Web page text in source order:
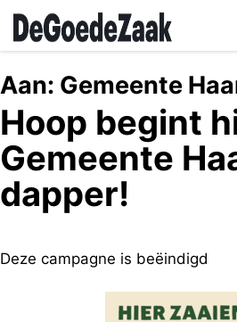
Skip
main
content
Aan: Gemeente
Hoop begint
Gemeente
dapper!
Deze campagne is beëindigd